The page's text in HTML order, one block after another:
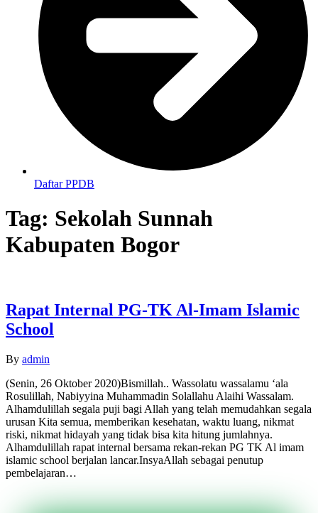
Daftar PPDB
Tag: Sekolah Sunnah
Kabupaten Bogor
Rapat Internal PG-TK Al-Imam Islamic
School
By admin
(Senin, 26 Oktober 2020)Bismillah.. Wassolatu wassalamu ‘ala
Rosulillah, Nabiyyina Muhammadin Solallahu Alaihi Wassalam.
Alhamdulillah segala puji bagi Allah yang telah memudahkan segala
urusan Kita semua, memberikan kesehatan, waktu luang, nikmat
riski, nikmat hidayah yang tidak bisa kita hitung jumlahnya.
Alhamdulillah rapat internal bersama rekan-rekan PG TK Al imam
islamic school berjalan lancar.InsyaAllah sebagai penutup
pembelajaran…